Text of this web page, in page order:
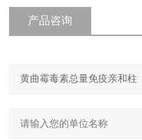
产品咨询